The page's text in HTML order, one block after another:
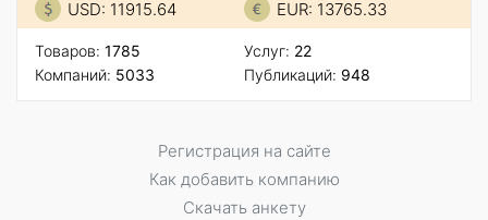
USD: 11915.64 EUR: 13765.33
Товаров: 1785
Компаний: 5033
Услуг: 22
Публикаций: 948
Регистрация на сайте
Как добавить компанию
Скачать анкету